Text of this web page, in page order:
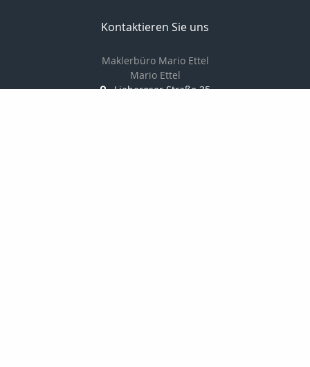
Kontaktieren Sie uns
Maklerbüro Mario Ettel
Mario Ettel
Lieberoser Straße 35